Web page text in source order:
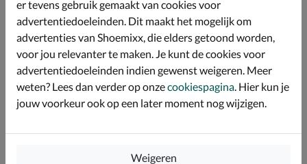
iedere stap door de schokabsorberende eigenschap.
Afgewerkt met een flexibele rubberen loopzool die de
afwikkeling vergemakkelijkt en de voet volgt van
landing tot afzet.
Specificaties
Over Greve
er tevens gebruik gemaakt van cookies voor
advertentiedoeleinden. Dit maakt het mogelijk om
advertenties van Shoemixx, die elders getoond worden,
voor jou relevanter te maken. Je kunt de cookies voor
advertentiedoeleinden indien gewenst weigeren. Meer
weten? Lees dan verder op onzecookiespagina . Hier kun je
jouw voorkeur ook op een later moment nog wijzigen.
Weigeren